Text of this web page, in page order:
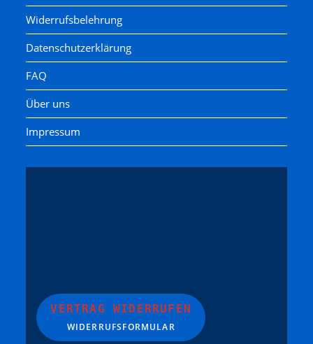
Widerrufsbelehrung
Datenschutzerklärung
FAQ
Über uns
Impressum
VERTRAG WIDERRUFEN
WIDERRUFSFORMULAR